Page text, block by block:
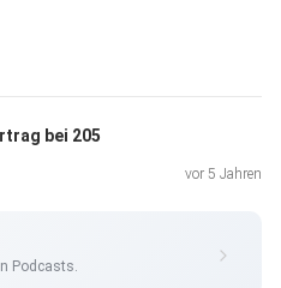
bei 205
vor 5 Jahren
Podcasts.